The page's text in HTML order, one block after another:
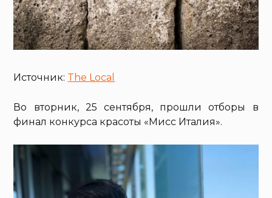
Источник: The Local
Во вторник, 25 сентября, прошли отборы в
финал конкурса красоты «Мисс Италия».